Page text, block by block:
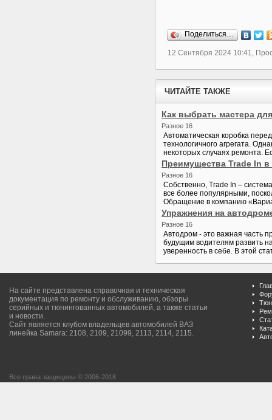
Поделиться…
12 Сентября 2024 10:41,
ЧИТАЙТЕ ТАКЖЕ
Как выбрать мастера
Разное 16
Автоматическая коробка
технологичного агрегата.
некоторых случаях ремонта.
Преимущества Trade In
Разное 16
Собственно, Trade In –
все более популярными,
Обращение в компанию
Упражнения на
Разное 16
Автодром - это важная часть
будущим водителям развить
уверенность в себе. В этой
На сайте представлена справочная и техническая
документация по ремонту и обслуживанию, обзоры
серийных и тюнингованных автомобилей, а также статьи
и новости.
Сайт является клубом владельцев автомобилей ВАЗ
линейка Samara: 2108, 2109, 21099, 2113, 2114, 2115.
Все права защищены © 2006-2018